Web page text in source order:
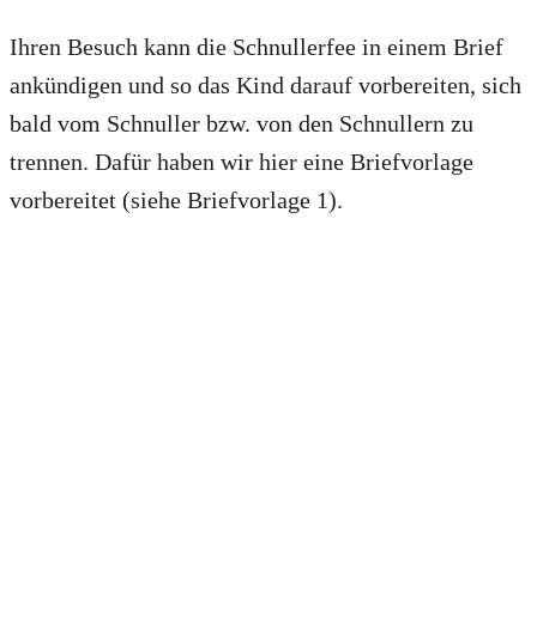
Ihren Besuch kann die Schnullerfee in einem Brief
ankündigen und so das Kind darauf vorbereiten, sich
bald vom Schnuller bzw. von den Schnullern zu
trennen. Dafür haben wir hier eine Briefvorlage
vorbereitet (siehe Briefvorlage 1).